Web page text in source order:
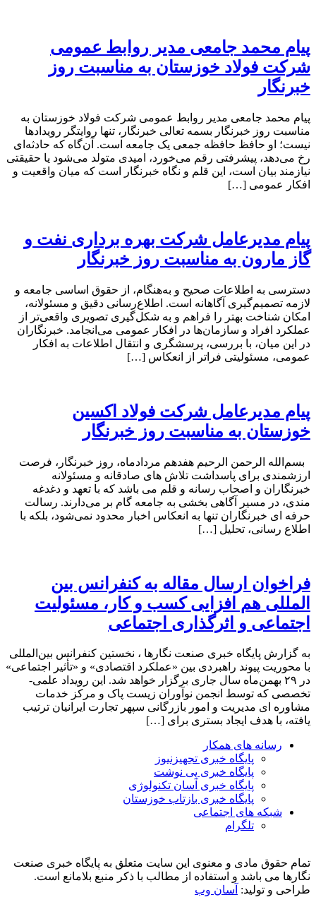
پیام محمد جامعی مدیر روابط عمومی
شرکت فولاد خوزستان به مناسبت روز
خبرنگار
پیام محمد جامعی مدیر روابط عمومی شرکت فولاد خوزستان به
مناسبت روز خبرنگار بسمه تعالی خبرنگار، تنها روایتگر رویدادها
نیست؛ او حافظ حافظه جمعی یک جامعه است. آن‌گاه که حادثه‌ای
رخ می‌دهد، پیشرفتی رقم می‌خورد، امیدی متولد می‌شود یا حقیقتی
نیازمند بیان است، این قلم و نگاه خبرنگار است که میان واقعیت و
افکار عمومی […]
پیام مدیرعامل شرکت بهره برداری نفت و
گاز مارون به مناسبت روز خبرنگار
دسترسی به اطلاعات صحیح و به‌هنگام، از حقوق اساسی جامعه و
لازمه تصمیم‌گیری آگاهانه است. اطلاع‌رسانی دقیق و مسئولانه،
امکان شناخت بهتر را فراهم و به شکل‌گیری تصویری واقعی‌تر از
عملکرد افراد و سازمان‌ها در افکار عمومی می‌انجامد. خبرنگاران
در این میان، با بررسی، پرسشگری و انتقال اطلاعات به افکار
عمومی، مسئولیتی فراتر از انعکاس […]
پیام مدیرعامل شرکت فولاد اکسین
خوزستان به مناسبت روز خبرنگار
بسم‌الله الرحمن الرحیم هفدهم مردادماه، روز خبرنگار، فرصت
ارزشمندی برای پاسداشت تلاش‌ های صادقانه و مسئولانه
خبرنگاران و اصحاب رسانه و قلم می باشد که با تعهد و دغدغه‌
مندی، در مسیر آگاهی‌ بخشی به جامعه گام بر می‌دارند. رسالت
حرفه‌ ای خبرنگاران تنها به انعکاس اخبار محدود نمی‌شود، بلکه با
اطلاع رسانی، تحلیل […]
فراخوان ارسال مقاله به کنفرانس بین
المللی هم افزایی کسب و کار، مسئولیت
اجتماعی و اثرگذاری اجتماعی
به گزارش پایگاه خبری صنعت نگارها ، نخستین کنفرانس بین‌المللی
با محوریت پیوند راهبردی بین «عملکرد اقتصادی» و «تأثیر اجتماعی»
در ۲۹ بهمن‌ماه سال جاری برگزار خواهد شد. این رویداد علمی-
تخصصی که توسط انجمن نوآوران زیست پاک و مرکز خدمات
مشاوره ای مدیریت و امور بازرگانی سپهر تجارت ایرانیان ترتیب
یافته، با هدف ایجاد بستری برای […]
رسانه های همکار
پایگاه خبری تجهیزنیوز
پایگاه خبری پی نوشت
پایگاه خبری آسان تکنولوژی
پایگاه خبری بازتاب خوزستان
شبکه های اجتماعی
تلگرام
تمام حقوق مادی و معنوی این سایت متعلق به پایگاه خبری صنعت
نگارها می باشد و استفاده از مطالب با ذکر منبع بلامانع است.
طراحی و تولید: آسان وب